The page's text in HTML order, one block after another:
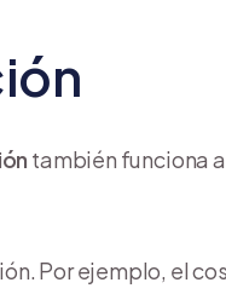
también funciona
Por ejemplo, el